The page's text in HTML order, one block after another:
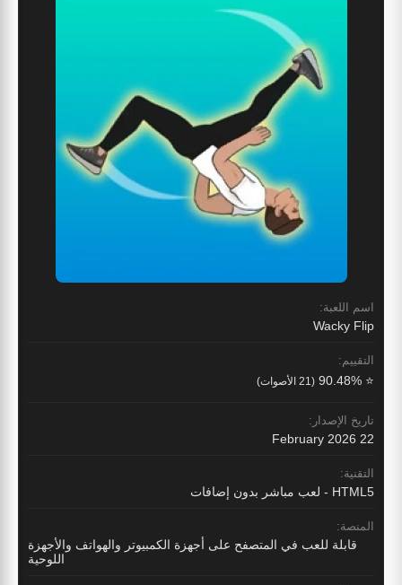
اسم اللعبة:
Wacky Flip
التقييم:
⭐ 90.48% (21 الأصوات)
تاريخ الإصدار:
22 February 2026
التقنية:
HTML5 - لعب مباشر بدون إضافات
المنصة:
قابلة للعب في المتصفح على أجهزة الكمبيوتر والهواتف والأجهزة
اللوحية